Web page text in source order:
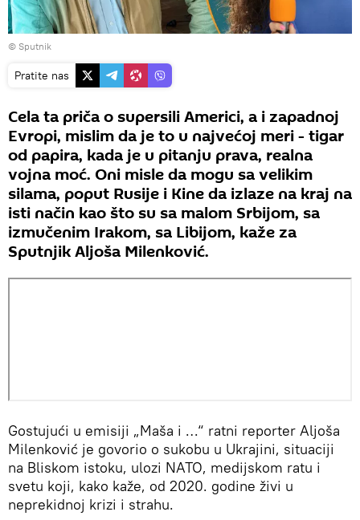
© Sputnik
Pratite nas
Cela ta priča o supersili Americi, a i zapadnoj
Evropi, mislim da je to u najvećoj meri - tigar
od papira, kada je u pitanju prava, realna
vojna moć. Oni misle da mogu sa velikim
silama, poput Rusije i Kine da izlaze na kraj na
isti način kao što su sa malom Srbijom, sa
izmučenim Irakom, sa Libijom, kaže za
Sputnjik Aljoša Milenković.
Gostujući u emisiji „Maša i …“ ratni reporter Aljoša
Milenković je govorio o sukobu u Ukrajini, situaciji
na Bliskom istoku, ulozi NATO, medijskom ratu i
svetu koji, kako kaže, od 2020. godine živi u
neprekidnoj krizi i strahu.